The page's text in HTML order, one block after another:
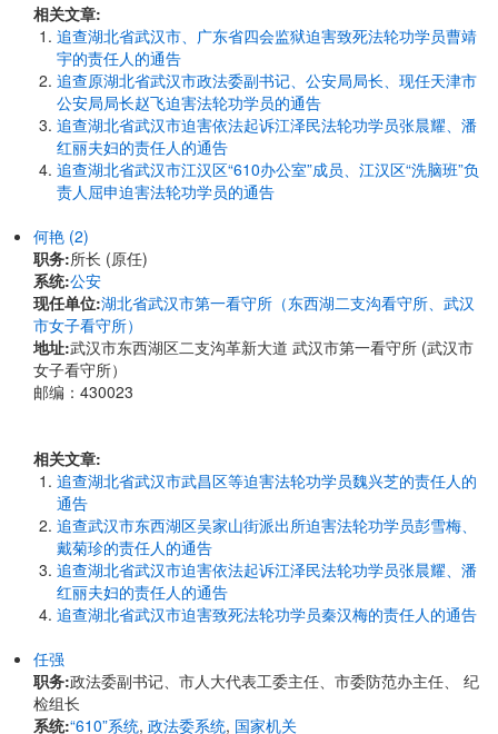
相关文章:
追查湖北省武汉市、广东省四会监狱迫害致死法轮功学员曹靖
宇的责任人的通告
追查原湖北省武汉市政法委副书记、公安局局长、现任天津市
公安局局长赵飞迫害法轮功学员的通告
追查湖北省武汉市迫害依法起诉江泽民法轮功学员张晨耀、潘
红丽夫妇的责任人的通告
追查湖北省武汉市江汉区“610办公室”成员、江汉区“洗脑班”负
责人屈申迫害法轮功学员的通告
何艳 (2)
职务:所长 (原任)
系统:公安
现任单位:湖北省武汉市第一看守所（东西湖二支沟看守所、武汉
市女子看守所）
地址:武汉市东西湖区二支沟革新大道 武汉市第一看守所 (武汉市
女子看守所）
邮编：430023
相关文章:
追查湖北省武汉市武昌区等迫害法轮功学员魏兴芝的责任人的
通告
追查武汉市东西湖区吴家山街派出所迫害法轮功学员彭雪梅、
戴菊珍的责任人的通告
追查湖北省武汉市迫害依法起诉江泽民法轮功学员张晨耀、潘
红丽夫妇的责任人的通告
追查湖北省武汉市迫害致死法轮功学员秦汉梅的责任人的通告
任强
职务:政法委副书记、市人大代表工委主任、市委防范办主任、 纪
检组长
系统:“610”系统, 政法委系统, 国家机关